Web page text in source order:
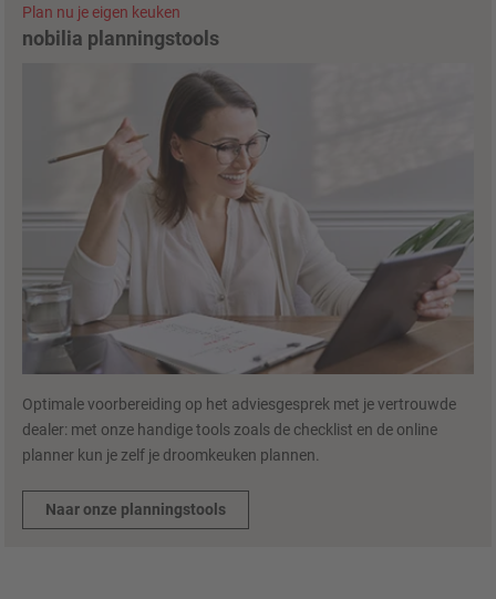
Plan nu je eigen keuken
nobilia planningstools
Optimale voorbereiding op het adviesgesprek met je vertrouwde
dealer: met onze handige tools zoals de checklist en de online
planner kun je zelf je droomkeuken plannen.
Naar onze planningstools